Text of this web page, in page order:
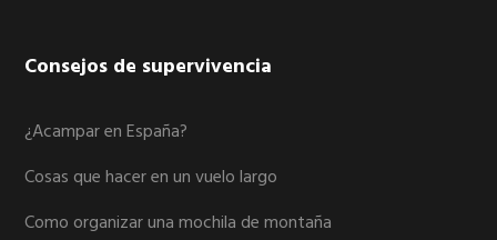
Consejos de supervivencia
¿Acampar en España?
Cosas que hacer en un vuelo largo
Como organizar una mochila de montaña